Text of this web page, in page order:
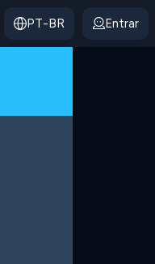
PT-BR Entrar